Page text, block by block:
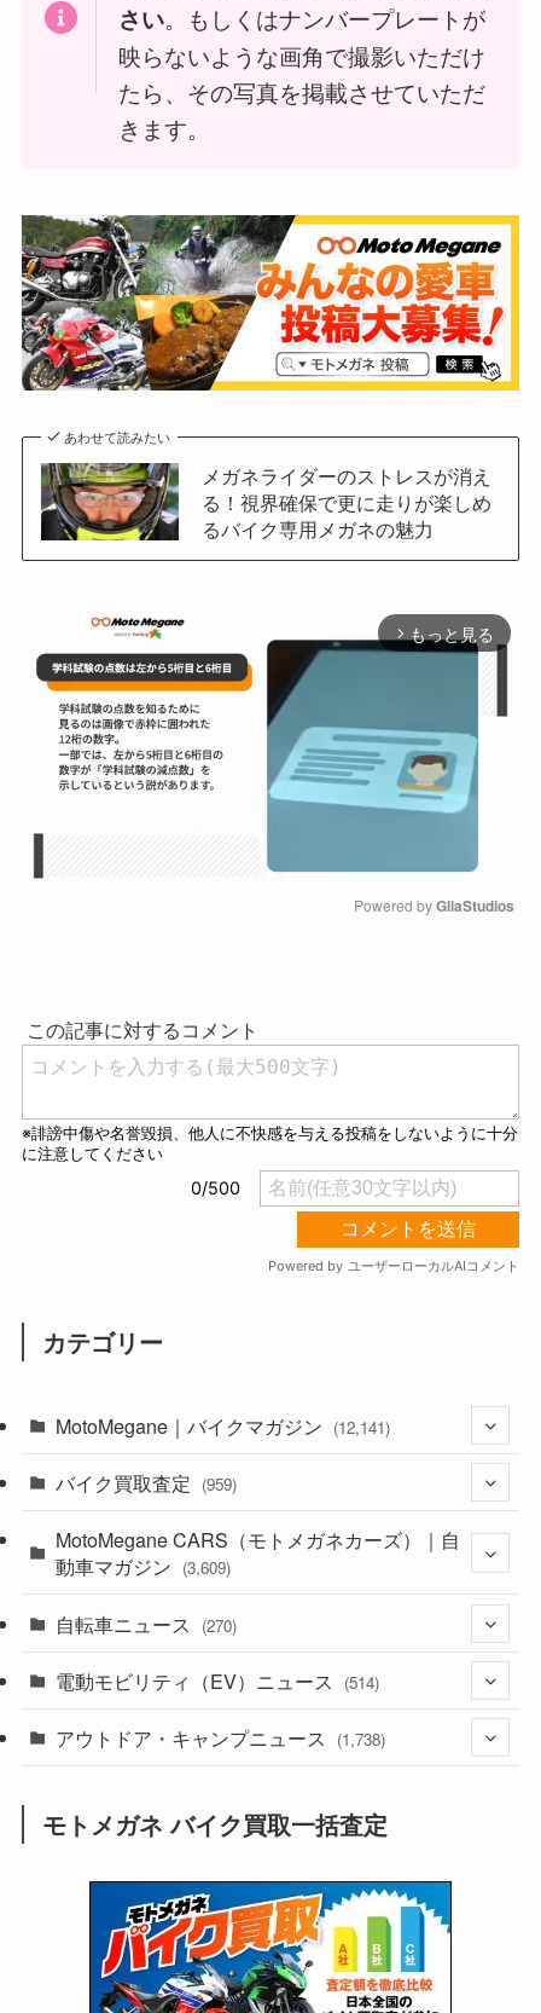
さい。もしくはナンバープレートが
映らないような画角で撮影いただけ
たら、その写真を掲載させていただ
きます。
あわせて読みたい
メガネライダーのストレスが消え
る！視界確保で更に走りが楽しめ
るバイク専用メガネの魅力
arrow_forward_ios もっと見る
Powered by GliaStudios
カテゴリー
MotoMegane｜バイクマガジン (12,141)
(44)
(1,244)
(640)
(118)
(60)
(31)
(51)
(34)
(5)
(252)
(38)
(24)
(16)
(25)
(24)
(249)
(64)
(16)
(62)
(4)
(306)
(6,958)
(2,474)
(249)
(1,226)
(12)
(131)
(38)
(167)
(85)
(171)
(66)
(16)
(141)
(255)
(1,143)
(166)
(23)
(33)
(415)
(16)
バイク買取査定 (959)
(352)
(1)
MotoMegane CARS（モトメガネカーズ）｜自
動車マガジン (3,609)
(187)
(137)
(75)
(2,744)
(126)
(170)
自転車ニュース (270)
(54)
(211)
電動モビリティ（EV）ニュース (514)
(132)
(171)
(118)
(27)
アウトドア・キャンプニュース (1,738)
(8)
(1,605)
(147)
(13)
モトメガネ バイク買取一括査定